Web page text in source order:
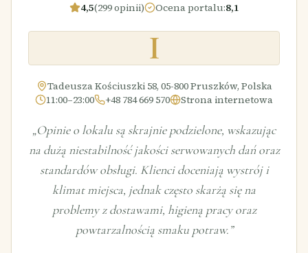
4,5(299 opinii) Ocena portalu:8,1
I
Tadeusza Kościuszki 58, 05-800 Pruszków, Polska
11:00–23:00
+48 784 669 570 Strona internetowa
„Opinie o lokalu są skrajnie podzielone, wskazując
na dużą niestabilność jakości serwowanych dań oraz
standardów obsługi. Klienci doceniają wystrój i
klimat miejsca, jednak często skarżą się na
problemy z dostawami, higieną pracy oraz
powtarzalnością smaku potraw.”